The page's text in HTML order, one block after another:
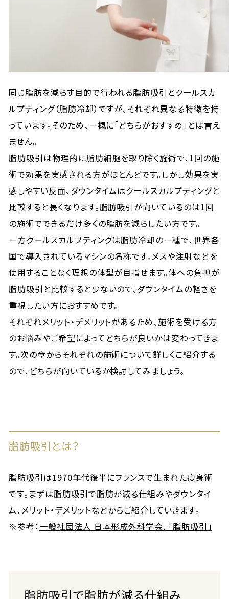
同じ脂肪を減らす目的で行われる脂肪吸引とクールスカ
ルプティング（脂肪冷却）ですが、それぞれ異なる特徴を持
っています。そのため、一概に「どちらがおすすめ」とは言え
ません。
脂肪吸引は物理的に脂肪細胞を取り除く施術で、1回の施
術で効果を実感される方がほとんどです。しかし効果を実
感しやすい反面、ダウンタイムはクールスカルプティングと
比較すると長くなります。脂肪吸引が向いているのは1回
の施術でできるだけ多くの脂肪を減らしたい方です。
一方クールスカルプティングは脂肪冷却の一種で、世界各
国で導入されているマシンの名称です。メスや注射などを
使用することなく理想の体型が目指せます。体への負担が
脂肪吸引と比較すると少ないので、ダウンタイムの軽さを
重視したい方におすすめです。
それぞれメリット・デメリットがあるため、施術を受ける方
のお悩みやご希望によってどちらが良いかは変わってきま
す。次の章からそれぞれの施術について詳しくご紹介する
ので、どちらが向いているか検討してみましょう。
脂肪吸引とは？
脂肪吸引は1970年代後半にフランスで生まれた痩身術
です。まずは脂肪吸引で脂肪が減る仕組みやダウンタイ
ム、メリット・デメリットなどからご紹介していきます。
※参考：一般社団法人 日本形成外科学会. 「脂肪吸引」
脂肪吸引で脂肪が減る仕組み